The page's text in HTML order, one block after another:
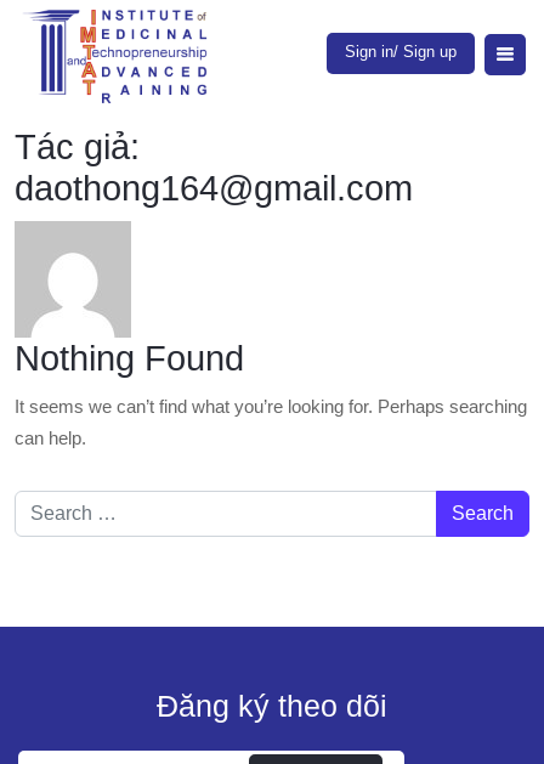
Sign in/ Sign up
Tác giả:
daothong164@gmail.com
Nothing Found
It seems we can’t find what you’re looking for. Perhaps searching
can help.
Search for:
Đăng ký theo dõi